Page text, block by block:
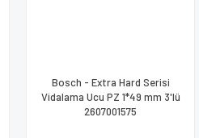
Bosch - Extra Hard Serisi
Vidalama Ucu PZ 1*49 mm 3'lü
2607001575